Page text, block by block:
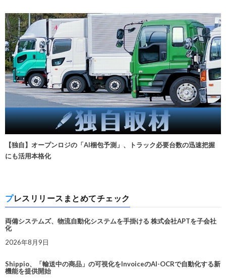
【独自】オープンロジの「AI梱包予測」、トラック必要台数の迅速把握
にも活用本格化
プレスリリースまとめてチェック
両備システムズ、物流自動化システムを手掛ける 株式会社APTを子会社
化
2026年8月9日
Shippio、「輸送中の商品」の可視化をInvoiceのAI-OCRで自動化する新
機能を提供開始